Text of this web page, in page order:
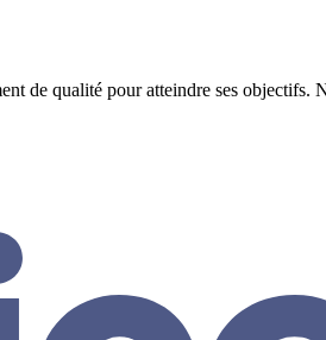
de qualité pour atteindre ses objectifs.